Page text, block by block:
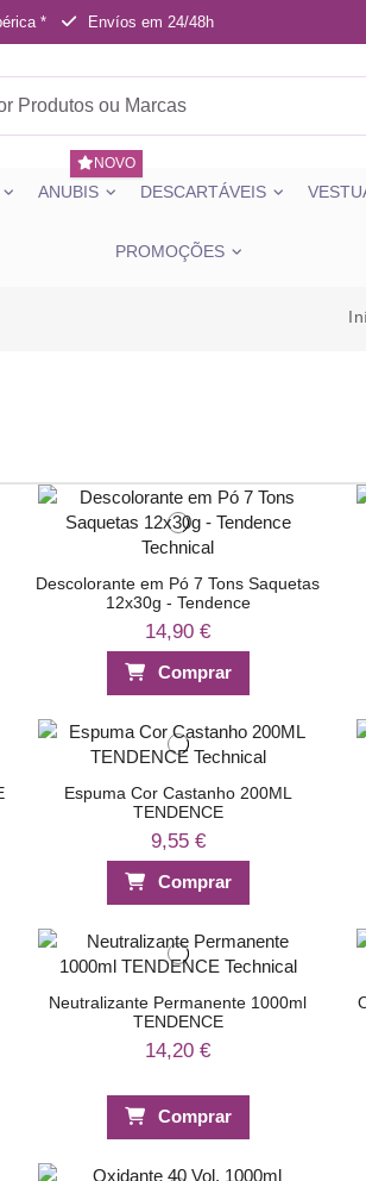
* Envíos em 24/48h
ANUBIS
NOVO
DESCARTÁVEIS
PROMOÇÕES
Descolorante em Pó 7 Tons Saquetas
12x30g - Tendence
14,90 €
Comprar
Espuma Cor Castanho 200ML
TENDENCE
9,55 €
Comprar
Neutralizante Permanente 1000ml
TENDENCE
14,20 €
Comprar